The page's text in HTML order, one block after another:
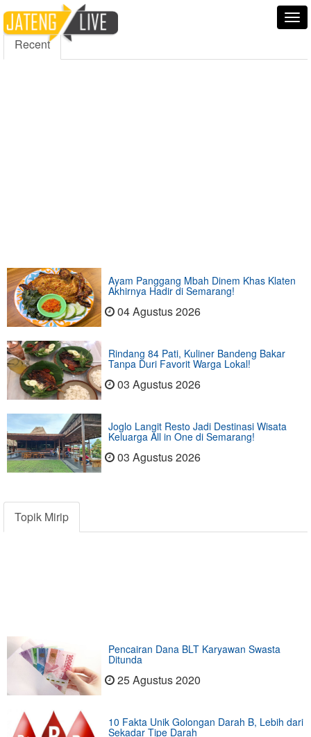
5000 Fans Followers
Recent
Ayam Panggang Mbah Dinem Khas Klaten
Akhirnya Hadir di Semarang!
04 Agustus 2026
Rindang 84 Pati, Kuliner Bandeng Bakar
Tanpa Duri Favorit Warga Lokal!
03 Agustus 2026
Joglo Langit Resto Jadi Destinasi Wisata
Keluarga All in One di Semarang!
03 Agustus 2026
Topik Mirip
Pencairan Dana BLT Karyawan Swasta
Ditunda
25 Agustus 2020
10 Fakta Unik Golongan Darah B, Lebih dari
Sekadar Tipe Darah